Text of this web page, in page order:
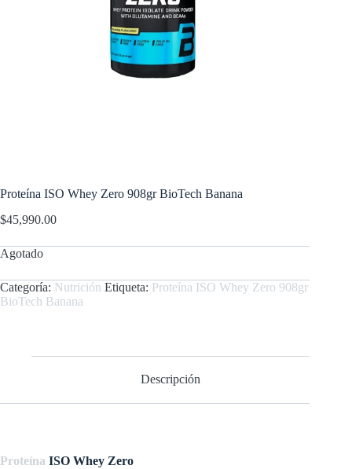
Proteína ISO Whey Zero 908gr BioTech Banana
$45,990.00
Agotado
Categoría: Nutrición Etiqueta: Proteína ISO Whey Zero 908gr
BioTech Banana
Descripción
Proteína ISO Whey Zero